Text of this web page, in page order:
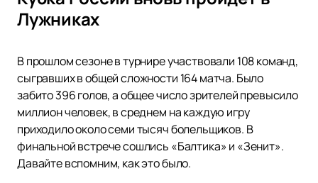
Лужниках
В прошлом сезоне в турнире участвовали 108 команд,
сыгравших в общей сложности 164 матча. Было
забито 396 голов, а общее число зрителей превысило
миллион человек, в среднем на каждую игру
приходило около семи тысяч болельщиков. В
финальной встрече сошлись «Балтика» и «Зенит».
Давайте вспомним, как это было.